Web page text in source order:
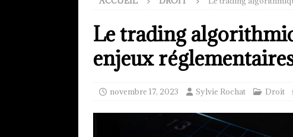
Le trading
enjeux
novembre 17, 2023 Sylvie Rochat Droit